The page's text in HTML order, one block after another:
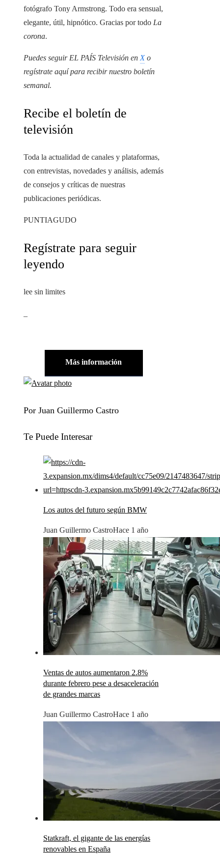
fotógrafo Tony Armstrong. Todo era sensual,
elegante, útil, hipnótico. Gracias por todo La
corona.
Puedes seguir EL PAÍS Televisión en Xo
regístrate aquí para recibirnuestro boletín
semanal.
Recibe el boletín de
televisión
Toda la actualidad de canales y plataformas,
con entrevistas, novedades y análisis, además
de consejos y críticas de nuestras
publicaciones periódicas.
PUNTIAGUDO
Regístrate para seguir
leyendo
lee sin limites
Más información
Por Juan Guillermo Castro
Te Puede Interesar
Los autos del futuro según BMW
Juan Guillermo CastroHace 1 año
Ventas de autos aumentaron 2.8%
durante febrero pese a desaceleración
de grandes marcas
Juan Guillermo CastroHace 1 año
Statkraft, el gigante de las energías
renovables en España